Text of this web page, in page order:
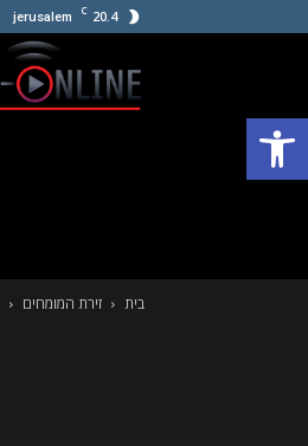
פתח סרגל נגישות
20.4
C
jerusalem
בית זירת המומחים